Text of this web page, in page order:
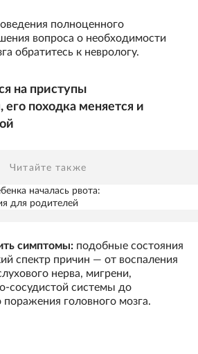
полноценного
вопроса о необходимости
обратитесь к неврологу.
на приступы
походка меняется и
Читайте также
началась рвота:
для родителей
симптомы: подобные состояния
спектр причин — от воспаления
нерва, мигрени,
сосудистой системы до
головного мозга.